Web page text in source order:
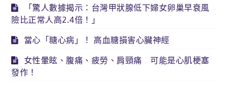
「驚人數據揭示：台灣甲狀腺低下婦女卵巢早衰風
險比正常人高2.4倍！」
當心「糖心病」！ 高血糖損害心臟神經
女性暈眩、腹痛、疲勞、肩頸痛 可能是心肌梗塞
發作！